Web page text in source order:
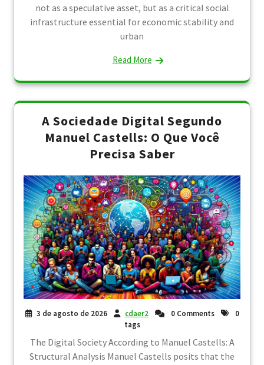
not as a speculative asset, but as a critical social
infrastructure essential for economic stability and
urban
Read More
A Sociedade Digital Segundo
Manuel Castells: O Que Você
Precisa Saber
3 de agosto de 2026 cdaer2 0 Comments
0
tags
The Digital Society According to Manuel Castells: A
Structural Analysis Manuel Castells posits that the